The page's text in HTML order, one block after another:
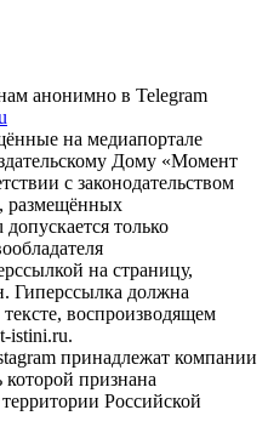
анонимно в Telegram
на медиапортале
Дому «Момент
с законодательством
размещённых
только
на страницу,
Гиперссылка должна
воспроизводящем
istini.ru.
принадлежат компании
которой признана
Российской